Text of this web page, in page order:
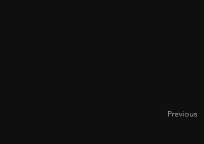
Previous